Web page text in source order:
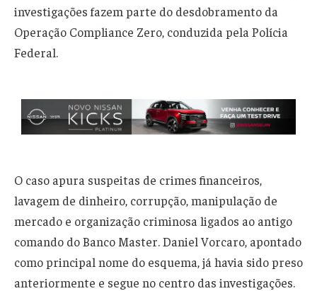
investigações fazem parte do desdobramento da
Operação Compliance Zero, conduzida pela Polícia
Federal.
O caso apura suspeitas de crimes financeiros,
lavagem de dinheiro, corrupção, manipulação de
mercado e organização criminosa ligados ao antigo
comando do Banco Master. Daniel Vorcaro, apontado
como principal nome do esquema, já havia sido preso
anteriormente e segue no centro das investigações.